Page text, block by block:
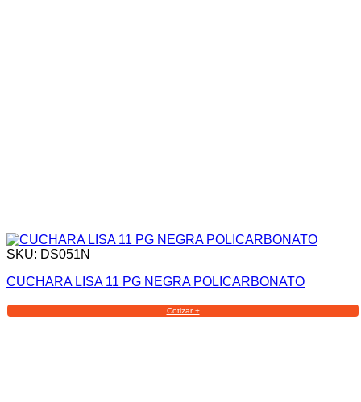
SKU: DS051N
CUCHARA LISA 11 PG NEGRA POLICARBONATO
Cotizar +